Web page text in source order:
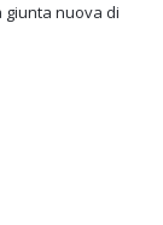
giunta nuova di